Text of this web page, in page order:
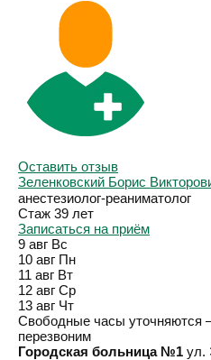
Оставить отзыв
Зеленковский Борис
анестезиолог-реаниматолог
Стаж 39 лет
Записаться на приём
9 авг Вс
10 авг Пн
11 авг Вт
12 авг Ср
13 авг Чт
Свободные часы уточняются
перезвоним
Городская больница №1 ул.